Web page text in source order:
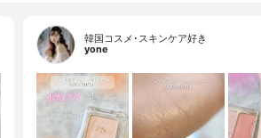
韓国コスメ･スキンケア好き
yone